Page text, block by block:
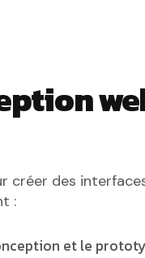
créer des
:
et le